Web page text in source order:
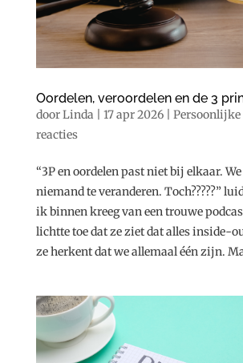
Oordelen, veroordelen en de 3
doorLinda 17 apr 2026| Persoonlijke
reacties
“3P en oordelen past niet bij elkaar.
niemand te veranderen. Toch?????”
ik binnen kreeg van een trouwe
lichtte toe dat ze ziet dat alles inside-
ze herkent dat we allemaal één zijn.